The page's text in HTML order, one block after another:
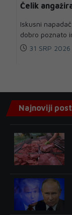
Čelik
Iskusni
dobro poznato
31 SRP 2026
Najnoviji